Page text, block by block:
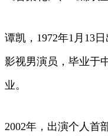
谭凯，1972年1月13
影视男演员，毕业于
业。
2002年，出演个人首